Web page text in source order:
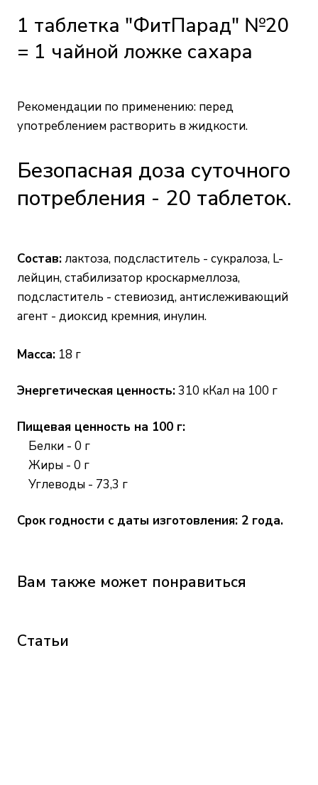
1 таблетка "ФитПарад" №20
= 1 чайной ложке сахара
Рекомендации по применению: перед
употреблением растворить в жидкости.
Безопасная доза суточного
потребления - 20 таблеток.
Состав: лактоза, подсластитель - сукралоза, L-
лейцин, стабилизатор кроскармеллоза,
подсластитель - стевиозид, антислеживающий
агент - диоксид кремния, инулин.
Масса: 18 г
Энергетическая ценность:310 кКал на 100 г
Пищевая ценность на 100 г:
Белки - 0 г
Жиры - 0 г
Углеводы - 73,3 г
Срок годности с даты изготовления: 2 года.
Вам также может понравиться
Статьи